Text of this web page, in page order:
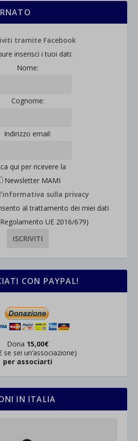
inserisci i tuoi dati:
Nome:
Cognome:
Indirizzo email:
qui per ricevere la
Newsletter MAMI
sulla privacy
al trattamento dei miei dati
UE 2016/679)
CON PAYPAL!
Dona 15,00€
se sei un’associazione)
per associarti
IN ITALIA